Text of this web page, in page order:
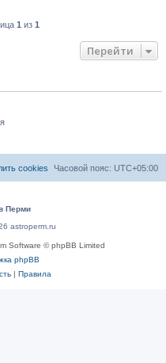
1 из 1
Перейти
Часовой пояс: UTC+05:00
cookies
Перми
astroperm.ru
Software © phpBB Limited
phpBB
| Правила